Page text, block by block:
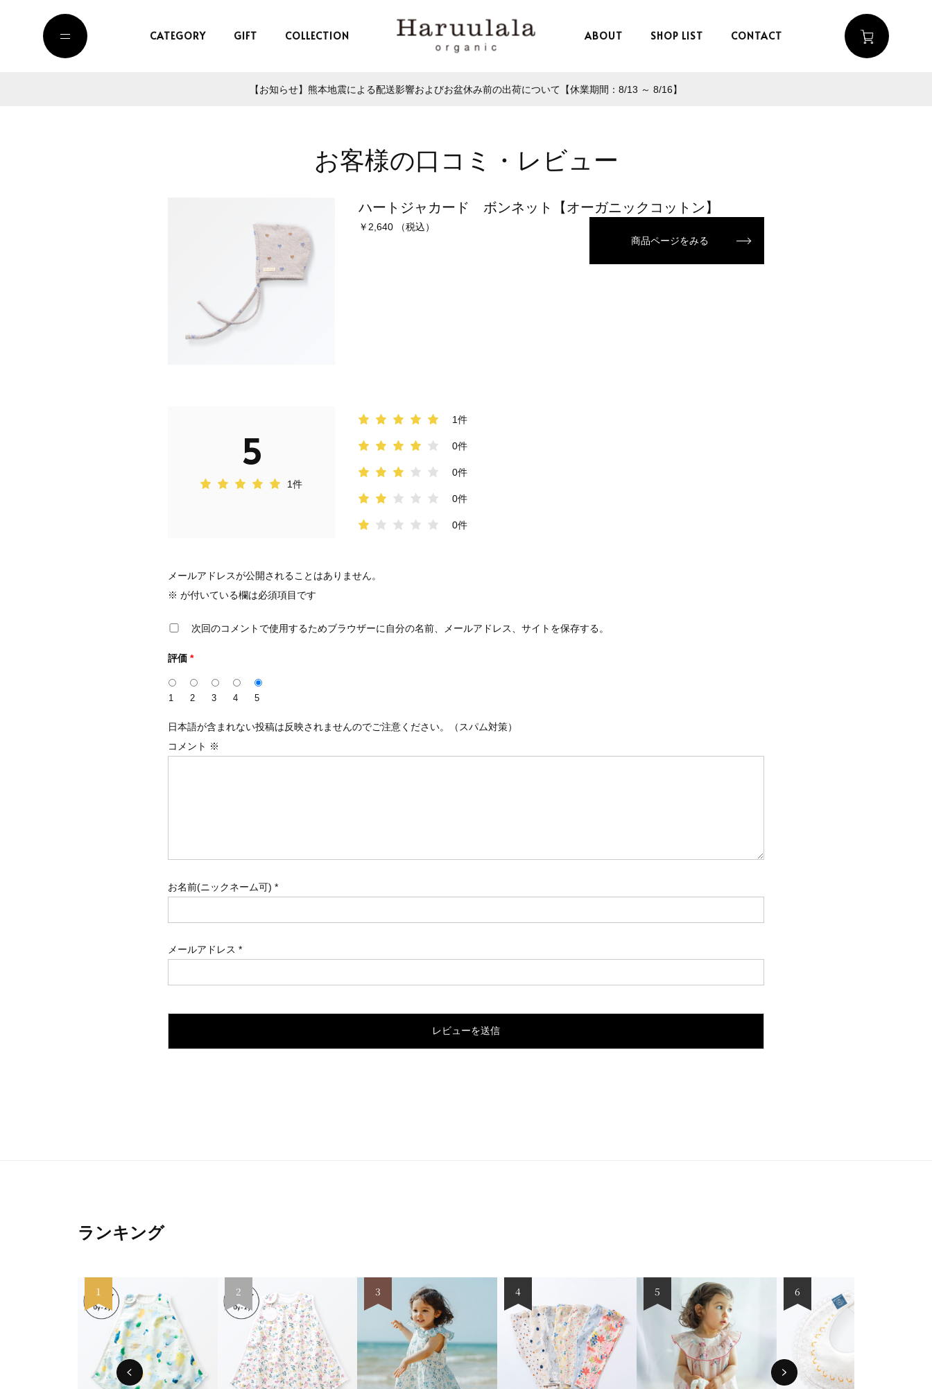
CATEGORY GIFT COLLECTION ABOUT SHOP LIST CONTACT
【お知らせ】熊本地震による配送影響およびお盆休み前の出荷について【休業期間：8/13 ～ 8/16】
お客様の口コミ・レビュー
ハートジャカード ボンネット【オーガニックコットン】
￥2,640 （税込）
商品ページをみる
5
1件
1件
0件
0件
0件
0件
メールアドレスが公開されることはありません。
※ が付いている欄は必須項目です
お名前(ニックネーム可) *
メールアドレス *
次回のコメントで使用するためブラウザーに自分の名前、メールアドレス、サイトを保存する。
コメント ※
評価 *
1 2 3 4 5
日本語が含まれない投稿は反映されませんのでご注意ください。（スパム対策）
ランキング
1 2 3 4 5 6